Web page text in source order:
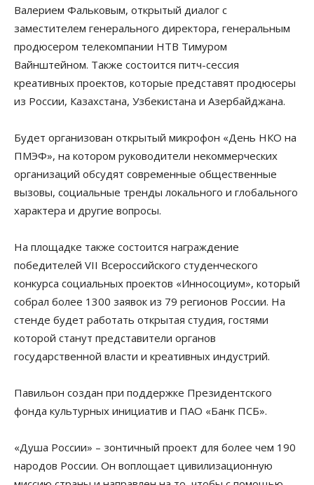
Валерием Фальковым, открытый диалог с
заместителем генерального директора, генеральным
продюсером телекомпании НТВ Тимуром
Вайнштейном. Также состоится питч-сессия
креативных проектов, которые представят продюсеры
из России, Казахстана, Узбекистана и Азербайджана.
Будет организован открытый микрофон «День НКО на
ПМЭФ», на котором руководители некоммерческих
организаций обсудят современные общественные
вызовы, социальные тренды локального и глобального
характера и другие вопросы.
На площадке также состоится награждение
победителей VII Всероссийского студенческого
конкурса социальных проектов «Инносоциум», который
собрал более 1300 заявок из 79 регионов России. На
стенде будет работать открытая студия, гостями
которой станут представители органов
государственной власти и креативных индустрий.
Павильон создан при поддержке Президентского
фонда культурных инициатив и ПАО «Банк ПСБ».
«Душа России» – зонтичный проект для более чем 190
народов России. Он воплощает цивилизационную